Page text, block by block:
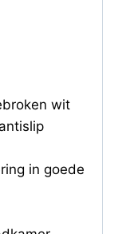
wit
in goede